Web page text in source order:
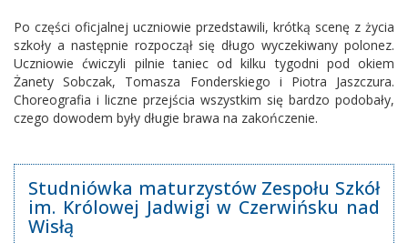
Po części oficjalnej uczniowie przedstawili, krótką scenę z życia
szkoły a następnie rozpoczął się długo wyczekiwany polonez.
Uczniowie ćwiczyli pilnie taniec od kilku tygodni pod okiem
Żanety Sobczak, Tomasza Fonderskiego i Piotra Jaszczura.
Choreografia i liczne przejścia wszystkim się bardzo podobały,
czego dowodem były długie brawa na zakończenie.
Studniówka maturzystów Zespołu Szkół
im. Królowej Jadwigi w Czerwińsku nad
Wisłą